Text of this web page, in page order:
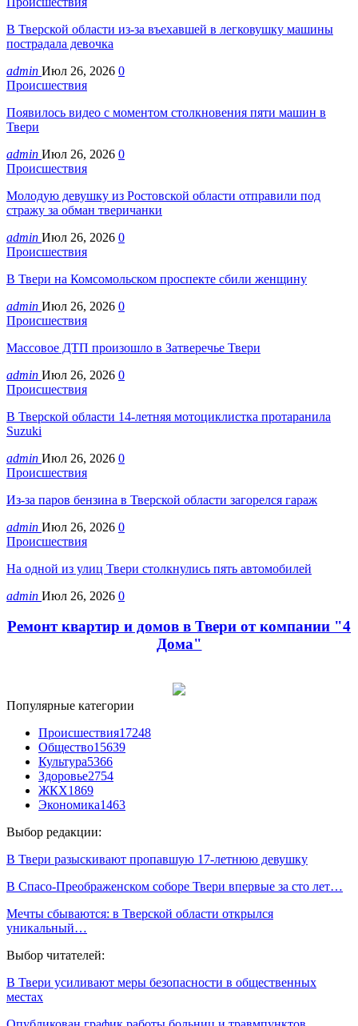
В Тверской области из-за въехавшей в легковушку машины
пострадала девочка
admin Июл 26, 2026 0
Происшествия
Появилось видео с моментом столкновения пяти машин в
Твери
admin Июл 26, 2026 0
Происшествия
Молодую девушку из Ростовской области отправили под
стражу за обман тверичанки
admin Июл 26, 2026 0
Происшествия
В Твери на Комсомольском проспекте сбили женщину
admin Июл 26, 2026 0
Происшествия
Массовое ДТП произошло в Затверечье Твери
admin Июл 26, 2026 0
Происшествия
В Тверской области 14-летняя мотоциклистка протаранила
Suzuki
admin Июл 26, 2026 0
Происшествия
Из-за паров бензина в Тверской области загорелся гараж
admin Июл 26, 2026 0
Происшествия
На одной из улиц Твери столкнулись пять автомобилей
admin Июл 26, 2026 0
Ремонт квартир и домов в Твери от компании "4
Дома"
Популярные категории
Происшествия17248
Общество15639
Культура5366
Здоровье2754
ЖКХ1869
Экономика1463
Выбор редакции:
В Твери разыскивают пропавшую 17-летнюю девушку
В Спасо-Преображенском соборе Твери впервые за сто лет…
Мечты сбываются: в Тверской области открылся
уникальный…
Выбор читателей:
В Твери усиливают меры безопасности в общественных
местах